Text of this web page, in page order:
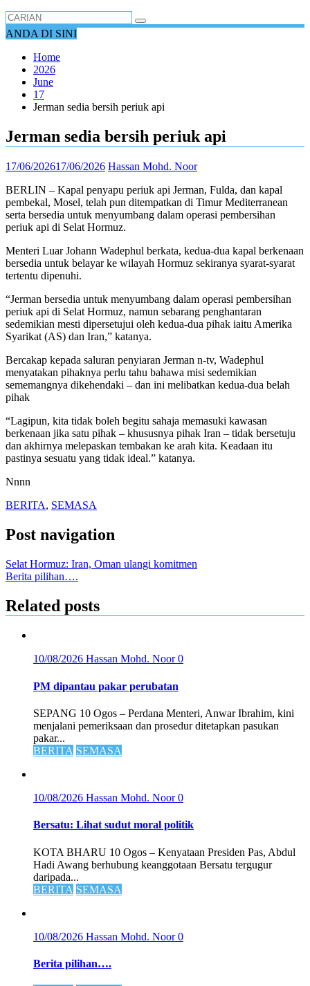
ANDA DI SINI
Home
2026
June
17
Jerman sedia bersih periuk api
Jerman sedia bersih periuk api
17/06/202617/06/2026 Hassan Mohd. Noor
BERLIN – Kapal penyapu periuk api Jerman, Fulda, dan kapal
pembekal, Mosel, telah pun ditempatkan di Timur Mediterranean
serta bersedia untuk menyumbang dalam operasi pembersihan
periuk api di Selat Hormuz.
Menteri Luar Johann Wadephul berkata, kedua-dua kapal berkenaan
bersedia untuk belayar ke wilayah Hormuz sekiranya syarat-syarat
tertentu dipenuhi.
“Jerman bersedia untuk menyumbang dalam operasi pembersihan
periuk api di Selat Hormuz, namun sebarang penghantaran
sedemikian mesti dipersetujui oleh kedua-dua pihak iaitu Amerika
Syarikat (AS) dan Iran,” katanya.
Bercakap kepada saluran penyiaran Jerman n-tv, Wadephul
menyatakan pihaknya perlu tahu bahawa misi sedemikian
sememangnya dikehendaki – dan ini melibatkan kedua-dua belah
pihak
“Lagipun, kita tidak boleh begitu sahaja memasuki kawasan
berkenaan jika satu pihak – khususnya pihak Iran – tidak bersetuju
dan akhirnya melepaskan tembakan ke arah kita. Keadaan itu
pastinya sesuatu yang tidak ideal.” katanya.
Nnnn
BERITA, SEMASA
Post navigation
Selat Hormuz: Iran, Oman ulangi komitmen
Berita pilihan….
Related posts
10/08/2026 Hassan Mohd. Noor0
PM dipantau pakar perubatan
SEPANG 10 Ogos – Perdana Menteri, Anwar Ibrahim, kini
menjalani pemeriksaan dan prosedur ditetapkan pasukan
pakar...
BERITA SEMASA
10/08/2026 Hassan Mohd. Noor0
Bersatu: Lihat sudut moral politik
KOTA BHARU 10 Ogos – Kenyataan Presiden Pas, Abdul
Hadi Awang berhubung keanggotaan Bersatu tergugur
daripada...
BERITA SEMASA
10/08/2026 Hassan Mohd. Noor0
Berita pilihan….